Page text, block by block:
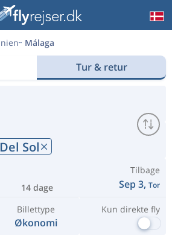
Málaga
Tur & retur
Sol
14 dage
Tilbage
Sep 3, Tor
Billettype
Økonomi
Kun direkte fly